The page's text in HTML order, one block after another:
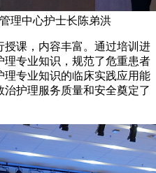
理中心护士长陈弟洪
课，内容丰富。通过培训进
专业知识，规范了危重患者
专业知识的临床实践应用能
护理服务质量和安全奠定了